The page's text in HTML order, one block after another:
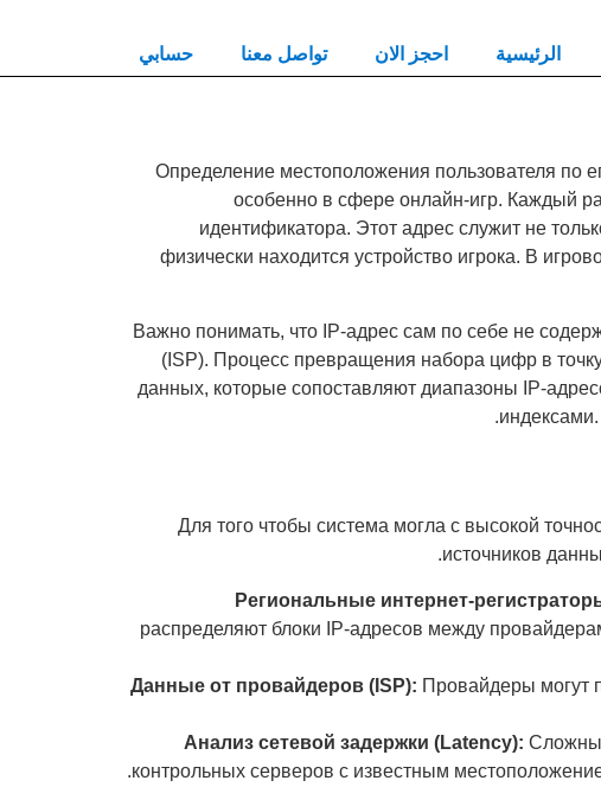
الرئيسية
احجز الان تواصل معنا حسابي
Определение местоположения пользователя по
особенно в сфере онлайн-игр. Каждый
идентификатора. Этот адрес служит не
физически находится устройство игрока. В
Важно понимать, что IP-адрес сам по себе не
(ISP). Процесс превращения набора цифр в
данных, которые сопоставляют диапазоны IP-
Для того чтобы система могла с высокой
источников
Региональные интернет-
распределяют блоки IP-адресов между
Данные от провайдеров (ISP): Провайдеры могут
Анализ сетевой задержки (Latency):
контрольных серверов с известным